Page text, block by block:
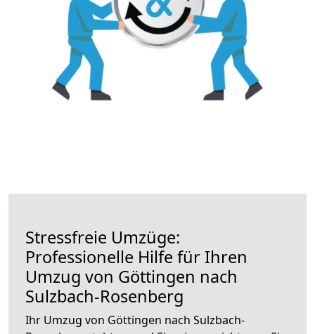
Stressfreie Umzüge:
Professionelle Hilfe für Ihren
Umzug von Göttingen nach
Sulzbach-Rosenberg
Ihr Umzug von Göttingen nach Sulzbach-